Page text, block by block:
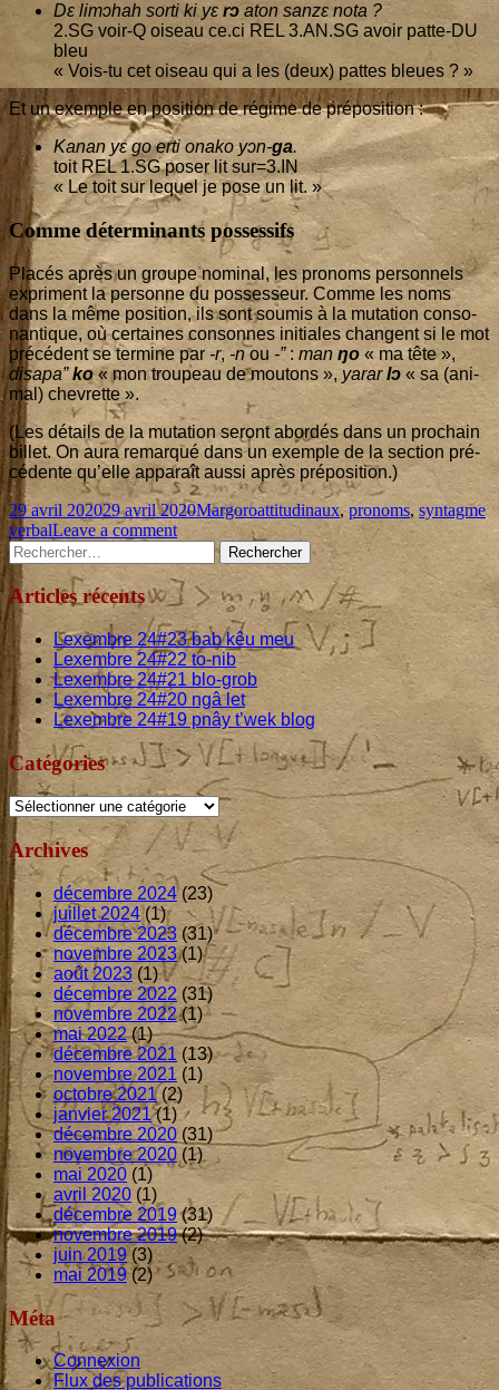
Dɛ limɔ­hah sor­ti ki yɛ rɔaton sanzɛ nota ?
2.SG voir‑Q oiseau ce.ci REL3.AN.SG avoir patte-DU
bleu
« Vois-tu cet oiseau qui a les (deux) pattes bleues ? »
Et un exemple en posi­tion de régime de préposition :
Kanan yɛ go erti ona­ko yɔn-ga.
toit REL1.SG poser lit sur=3.IN
« Le toit sur lequel je pose un lit. »
Comme déterminants possessifs
Pla­cés après un groupe nomi­nal, les pro­noms per­son­nels
expriment la per­sonne du pos­ses­seur. Comme les noms
dans la même posi­tion, ils sont sou­mis à la muta­tion conso­
nan­tique, où cer­taines consonnes ini­tiales changent si le mot
pré­cé­dent se ter­mine par -r,-nou -”: man ŋo « ma tête »,
disa­pa”ko« mon trou­peau de mou­tons »,yararlɔ « sa (ani­
mal) chevrette ».
(Les détails de la muta­tion seront abor­dés dans un pro­chain
billet. On aura remar­qué dans un exemple de la sec­tion pré­
cé­dente qu’elle appa­raît aus­si après préposition.)
Published
on
29 avril 202029 avril 2020Categories
MargoroTags
attitudinaux,pronoms, syntagme
verbalLeave a commenton
Margoro :
formes
et
usages
des
pronoms
personnels
Main
Sidebar
Rechercher :
Articles récents
Lexembre 24#23bab kêu meu
Lexembre24#22to-nib
Lexembre24#21 blo-grob
Lexembre 24#20 ngâ let
Lexembre 24#19 pnây t’wek blog
Catégories
Catégories
Archives
décembre 2024(23)
juillet 2024(1)
décembre 2023 (31)
novembre 2023(1)
août 2023 (1)
décembre 2022 (31)
novembre 2022(1)
mai 2022(1)
décembre 2021(13)
novembre 2021(1)
octobre 2021(2)
janvier 2021(1)
décembre 2020 (31)
novembre 2020(1)
mai 2020 (1)
avril 2020 (1)
décembre 2019(31)
novembre 2019(2)
juin 2019(3)
mai 2019(2)
Méta
Connexion
Flux des publications